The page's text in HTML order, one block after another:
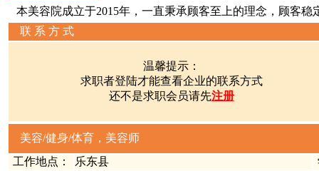
本美容院成立于2015年，一直秉承顾客至上的理念，顾客稳
联 系 方 式
温馨提示：
求职者登陆才能查看企业的联系方式
还不是求职会员请先注册
美容/健身/体育，美容师
工作地点：
乐东县